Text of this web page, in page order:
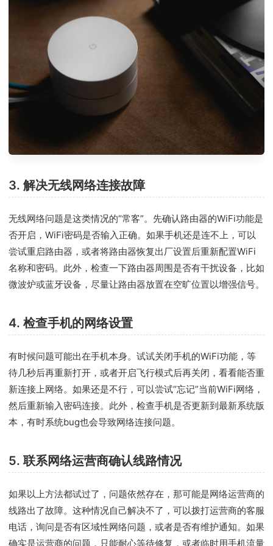
3. 解决无线网络连接故障
无线网络问题是这类情况的“常客”。先确认路由器的WiFi功能是
否开启，WiFi密码是否输入正确。如果手机还是连不上，可以
尝试重启路由器，或者将路由器恢复出厂设置后重新配置WiFi
名称和密码。此外，检查一下路由器周围是否有干扰设备，比如
微波炉或蓝牙设备，尽量让路由器放置在空旷位置以增强信号。
4. 检查手机的网络设置
有时候问题可能出在手机本身。试试关闭手机的WiFi功能，等
待几秒后再重新打开，或者开启飞行模式后再关闭，看看能否重
新连接上网络。如果还是不行，可以尝试“忘记”当前WiFi网络，
然后重新输入密码连接。此外，检查手机是否更新到最新系统版
本，有时系统bug也会导致网络连接问题。
5. 联系网络运营商确认线路情况
如果以上方法都试过了，问题依然存在，那可能是网络运营商的
线路出了故障。这种情况自己解决不了，可以拨打运营商的客服
电话，询问是否有区域性网络问题，或者是否有维护通知。如果
确实是运营商的问题，只能耐心等待修复，或者临时用手机流量